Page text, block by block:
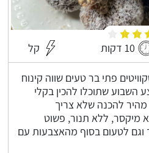
10 דקות קל
פתי בר טעים שווה קינוח
השבוע שתוכלו להכין בקלי
להכנה שלא צריך
מיקסר, ללא תנור, פשוט
וגם לטעום בסוף מהאצבעות עם